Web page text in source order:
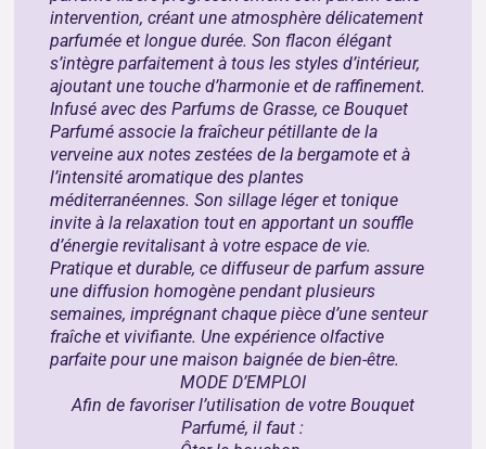
intervention, créant une atmosphère délicatement
parfumée et longue durée. Son flacon élégant
s’intègre parfaitement à tous les styles d’intérieur,
ajoutant une touche d’harmonie et de raffinement.
Infusé avec des Parfums de Grasse, ce Bouquet
Parfumé associe la fraîcheur pétillante de la
verveine aux notes zestées de la bergamote et à
l’intensité aromatique des plantes
méditerranéennes. Son sillage léger et tonique
invite à la relaxation tout en apportant un souffle
d’énergie revitalisant à votre espace de vie.
Pratique et durable, ce diffuseur de parfum assure
une diffusion homogène pendant plusieurs
semaines, imprégnant chaque pièce d’une senteur
fraîche et vivifiante. Une expérience olfactive
parfaite pour une maison baignée de bien-être.
MODE D’EMPLOI
Afin de favoriser l’utilisation de votre Bouquet
Parfumé, il faut :